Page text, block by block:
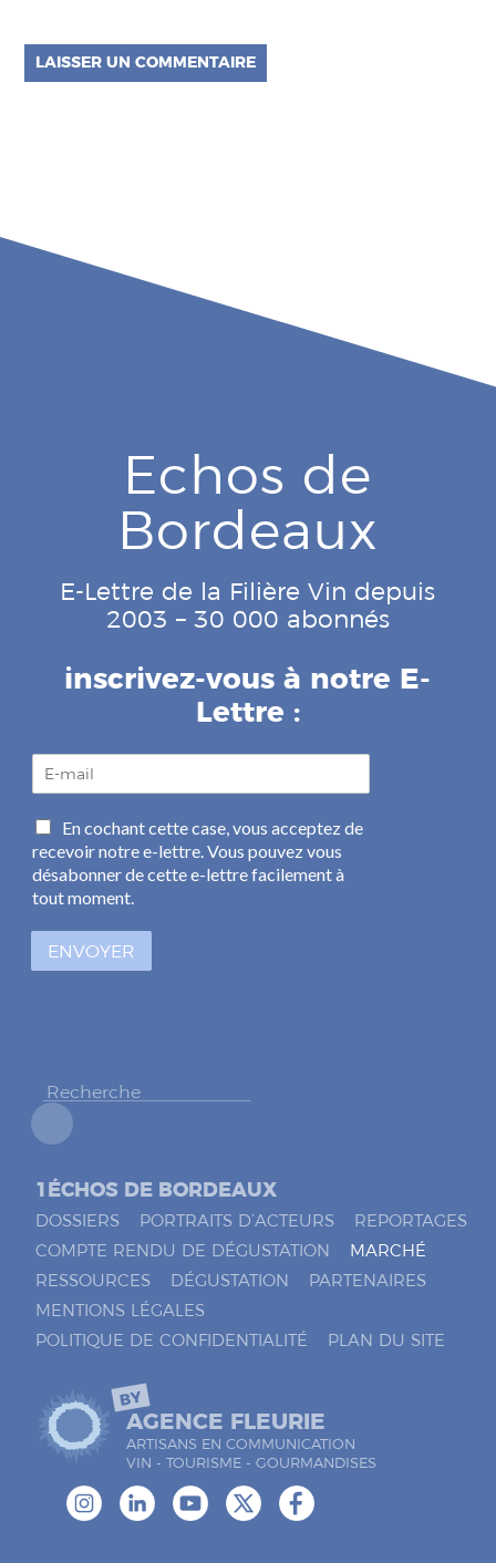
Echos de
Bordeaux
E-Lettre de la Filière Vin depuis
2003 – 30 000 abonnés
inscrivez-vous à notre E-
Lettre :
a
i
l
*
C
a
s
e
à
En cochant cette case, vous acceptez de
recevoir notre e-lettre. Vous pouvez vous
désabonner de cette e-lettre facilement à
tout moment.
ENVOYER
1ÉCHOS DE BORDEAUX
DOSSIERS PORTRAITS D’ACTEURS
REPORTAGES
COMPTE RENDU DE DÉGUSTATION
MARCHÉ
RESSOURCES
DÉGUSTATION
PARTENAIRES
MENTIONS LÉGALES
POLITIQUE DE CONFIDENTIALITÉ
PLAN DU SITE
BY
AGENCE FLEURIE
ARTISANS EN COMMUNICATION
VIN - TOURISME - GOURMANDISES